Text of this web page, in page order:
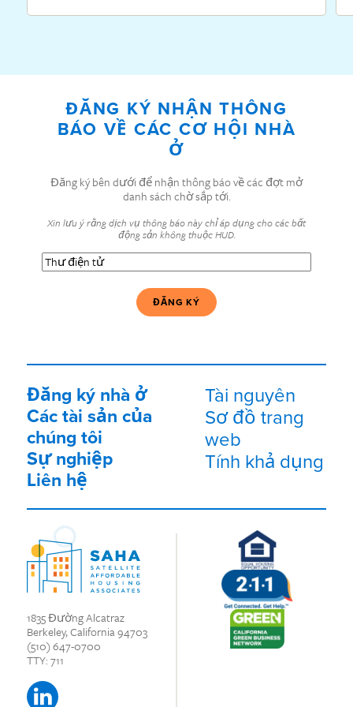
1835 Đường Alcatraz
Berkeley, California 94703
(510) 647-0700
TTY: 711
ĐĂNG KÝ NHẬN THÔNG
BÁO VỀ CÁC CƠ HỘI NHÀ
Ở
Đăng ký bên dưới để nhận thông báo về các đợt mở
danh sách chờ sắp tới.
Xin lưu ý rằng dịch vụ thông báo này chỉ áp dụng cho các bất
động sản không thuộc HUD.
Thư
điện
Đăng ký nhà ở
Các tài sản của
chúng tôi
Sự nghiệp
Liên hệ
Tài nguyên
Sơ đồ trang
web
Tính khả dụng